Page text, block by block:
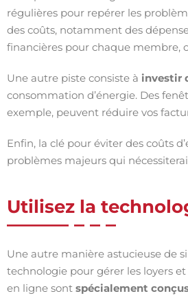
régulières pour repérer les
des coûts, notamment des
financières pour chaque membre,
Une autre piste consiste à investir
consommation d’énergie. Des
exemple, peuvent réduire vos
Enfin, la clé pour éviter des coûts
problèmes majeurs qui
Utilisez la
Une autre manière astucieuse de
technologie pour gérer les loyers
en ligne sont spécialement